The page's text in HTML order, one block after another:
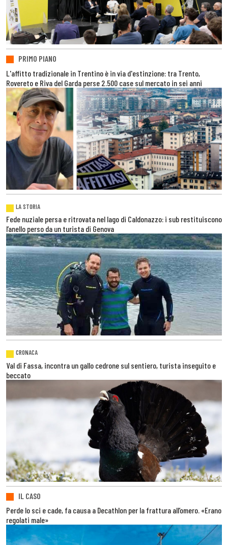
PRIMO PIANO
L'affitto tradizionale in Trentino è in via d'estinzione: tra Trento,
Rovereto e Riva del Garda perse 2.500 case sul mercato in sei anni
LA STORIA
Fede nuziale persa e ritrovata nel lago di Caldonazzo: i sub restituiscono
l’anello perso da un turista di Genova
CRONACA
Val di Fassa, incontra un gallo cedrone sul sentiero, turista inseguito e
beccato
IL CASO
Perde lo sci e cade, fa causa a Decathlon per la frattura all’omero. «Erano
regolati male»